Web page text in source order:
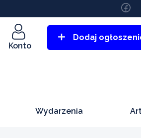
Konto
Dodaj
Wydarzenia